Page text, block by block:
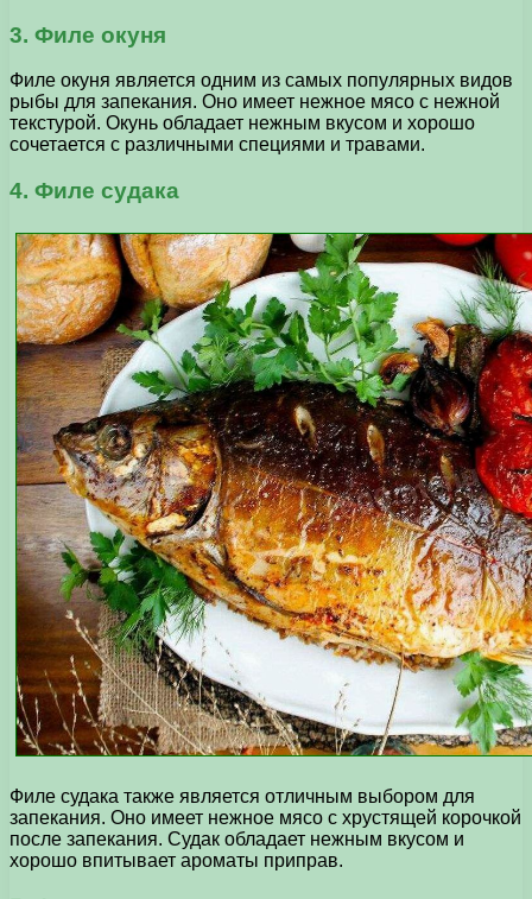
3. Филе окуня
Филе окуня является одним из самых популярных видов
рыбы для запекания. Оно имеет нежное мясо с нежной
текстурой. Окунь обладает нежным вкусом и хорошо
сочетается с различными специями и травами.
4. Филе судака
Филе судака также является отличным выбором для
запекания. Оно имеет нежное мясо с хрустящей корочкой
после запекания. Судак обладает нежным вкусом и
хорошо впитывает ароматы приправ.